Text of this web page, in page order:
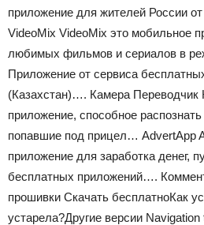
приложение для жителей России
VideoMix VideoMix это мобильное
любимых фильмов и сериалов в
Приложение от сервиса
(Казахстан)…. Камера Переводчик
приложение, способное
попавшие под прицел… AdvertApp
приложение для заработка денег,
бесплатных приложений….
прошивки Скачать бесплатноКак
устарела?Другие версии